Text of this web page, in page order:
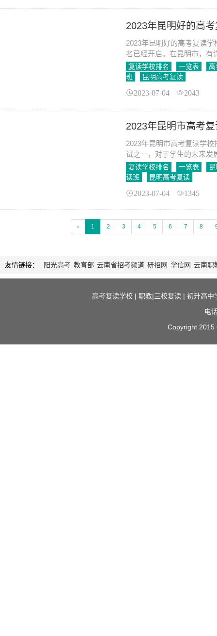
2023年昆明好的高
2023年昆明好的高考复读
名已经开启。在昆明市，有
富，教学成果突出，师资力
复读学校排名 一览表
高
班
昆明高考复读
2023-07-04 2043
2023年昆明市高考
2023年昆明市高考复读学
试之一，对于学生的未来发
读成为他们重新追求理想大
复读学校排名 一览表
读班
昆明高考复读
2023-07-04 1345
‹ 1 2 3 4 5 6 7 8
友情链接： 阳光高考 教育部 云南省招考频道 研招网 学信网 云南职
高考复读学校| 职教|三校复读| 初升高中
电
Copyright